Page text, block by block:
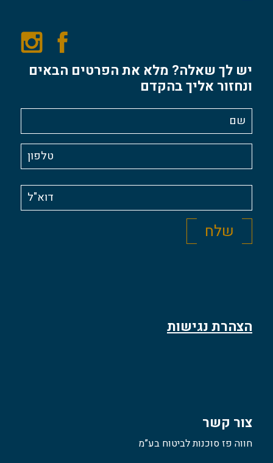
צור קשר
חווה פז סוכנות לביטוח בע”מ
יש לך שאלה? מלא את הפרטים הבאים
ונחזור אליך בהקדם
הצהרת נגישות